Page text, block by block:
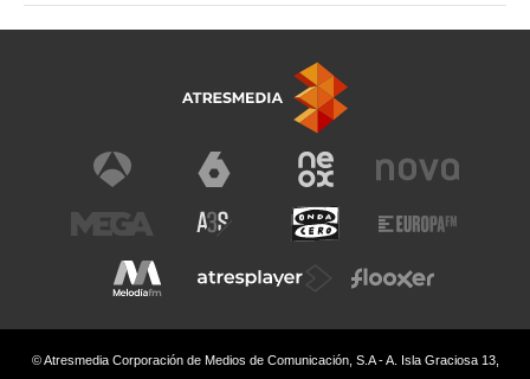
© Atresmedia Corporación de Medios de Comunicación, S.A - A. Isla Graciosa 13,